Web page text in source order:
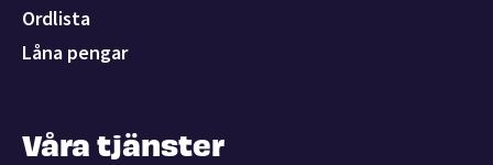
Ordlista
Låna pengar
Våra tjänster